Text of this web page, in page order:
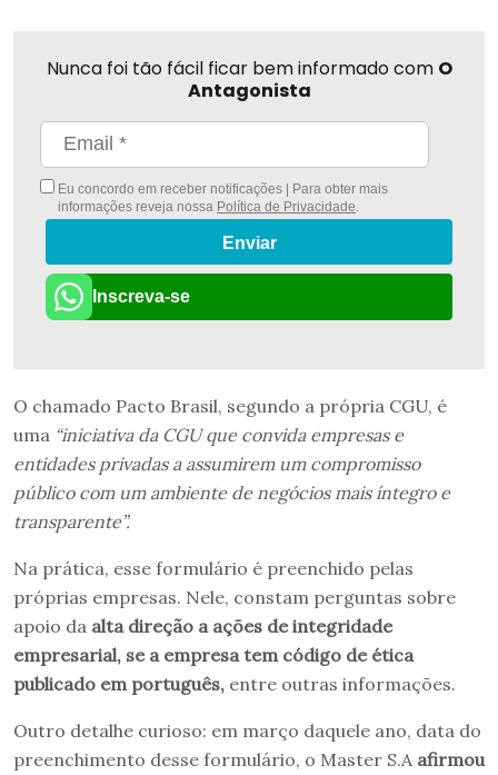
Nunca foi tão fácil ficar bem informado com O
Antagonista
Eu concordo em receber notificações | Para obter mais
informações reveja nossa Política de Privacidade
Enviar
Inscreva-se
O chamado Pacto Brasil, segundo a própria CGU, é
uma “iniciativa da CGU que convida empresas e
entidades privadas a assumirem um compromisso
público com um ambiente de negócios mais íntegro e
transparente”.
Na prática, esse formulário é preenchido pelas
próprias empresas. Nele, constam perguntas sobre
apoio da alta direção a ações de integridade
empresarial, se a empresa tem código de ética
publicado em português, entre outras informações.
Outro detalhe curioso: em março daquele ano, data do
preenchimento desse formulário, o Master S.A afirmou